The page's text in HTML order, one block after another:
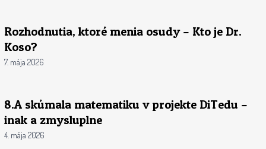
Rozhodnutia, ktoré menia osudy – Kto je Dr.
Koso?
7. mája 2026
8.A skúmala matematiku v projekte DiTedu –
inak a zmysluplne
4. mája 2026